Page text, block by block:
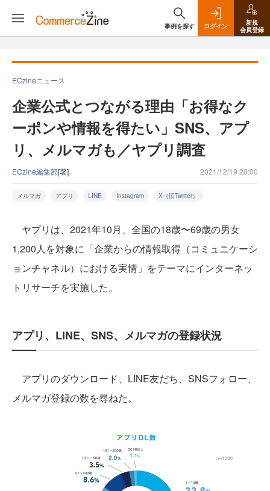
事例を探す ログイン
新規
会員登録
ECzineニュース
企業公式とつながる理由「お得なク
ーポンや情報を得たい」SNS、アプ
リ、メルマガも／ヤプリ調査
ECzine編集部[著] 2021/12/19 20:00
メルマガ アプリ LINE Instagram X（旧Twitter）
ヤプリは、2021年10月、全国の18歳〜69歳の男女
1,200人を対象に「企業からの情報取得（コミュニケーシ
ョンチャネル）における実情」をテーマにインターネッ
トリサーチを実施した。
アプリ、LINE、SNS、メルマガの登録状況
アプリのダウンロード、LINE友だち、SNSフォロー、
メルマガ登録の数を尋ねた。